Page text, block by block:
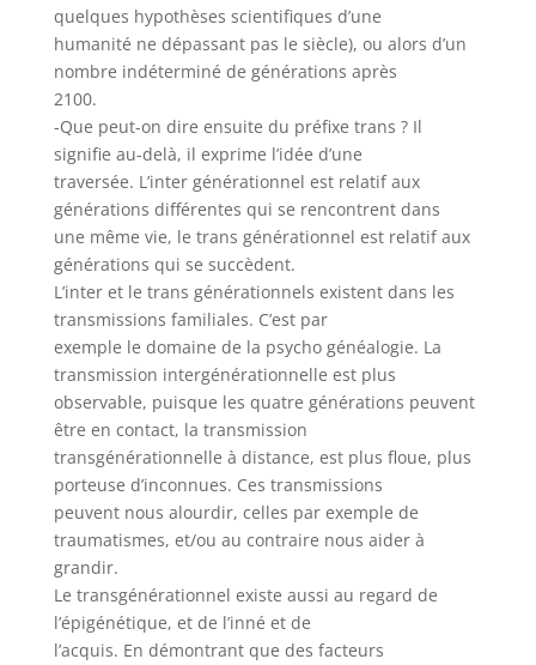
quelques hypothèses scientifiques d’une
humanité ne dépassant pas le siècle), ou alors d’un
nombre indéterminé de générations après
2100.
-Que peut-on dire ensuite du préfixe trans ? Il
signifie au-delà, il exprime l’idée d’une
traversée. L’inter générationnel est relatif aux
générations différentes qui se rencontrent dans
une même vie, le trans générationnel est relatif aux
générations qui se succèdent.
L’inter et le trans générationnels existent dans les
transmissions familiales. C’est par
exemple le domaine de la psycho généalogie. La
transmission intergénérationnelle est plus
observable, puisque les quatre générations peuvent
être en contact, la transmission
transgénérationnelle à distance, est plus floue, plus
porteuse d’inconnues. Ces transmissions
peuvent nous alourdir, celles par exemple de
traumatismes, et/ou au contraire nous aider à
grandir.
Le transgénérationnel existe aussi au regard de
l’épigénétique, et de l’inné et de
l’acquis. En démontrant que des facteurs